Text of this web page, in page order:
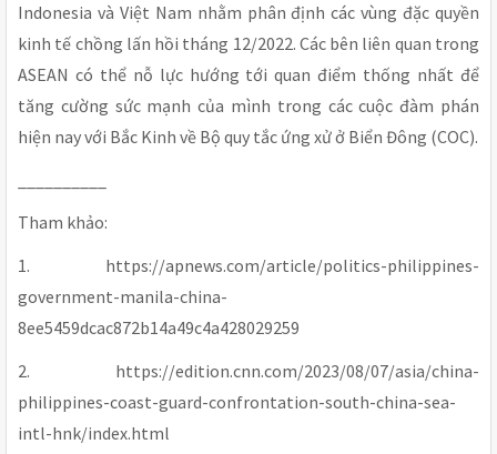
Indonesia và Việt Nam nhằm phân định các vùng đặc quyền
kinh tế chồng lấn hồi tháng 12/2022. Các bên liên quan trong
ASEAN có thể nỗ lực hướng tới quan điểm thống nhất để
tăng cường sức mạnh của mình trong các cuộc đàm phán
hiện nay với Bắc Kinh về Bộ quy tắc ứng xử ở Biển Đông (COC).
Tham khảo:
1. https://apnews.com/article/politics-philippines-
government-manila-china-
8ee5459dcac872b14a49c4a428029259
2. https://edition.cnn.com/2023/08/07/asia/china-
philippines-coast-guard-confrontation-south-china-sea-
intl-hnk/index.html